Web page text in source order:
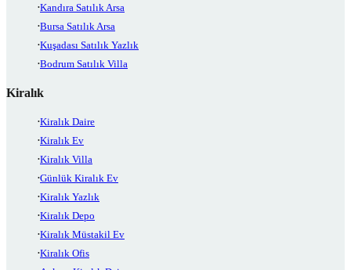
Kandıra Satılık Arsa
Bursa Satılık Arsa
Kuşadası Satılık Yazlık
Bodrum Satılık Villa
Kiralık
Kiralık Daire
Kiralık Ev
Kiralık Villa
Günlük Kiralık Ev
Kiralık Yazlık
Kiralık Depo
Kiralık Müstakil Ev
Kiralık Ofis